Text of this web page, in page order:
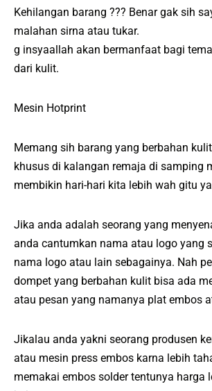
Kehilangan barang ??? Benar gak sih
malahan sirna atau tukar.
g insyaallah akan bermanfaat bagi
dari kulit.
Mesin Hotprint
Memang sih barang yang berbahan
khusus di kalangan remaja di samping
membikin hari-hari kita lebih wah gitu
Jika anda adalah seorang yang
anda cantumkan nama atau logo yang
nama logo atau lain sebagainya. Nah
dompet yang berbahan kulit bisa ada
atau pesan yang namanya plat embos
Jikalau anda yakni seorang produsen
atau mesin press embos karna lebih
memakai embos solder tentunya harga